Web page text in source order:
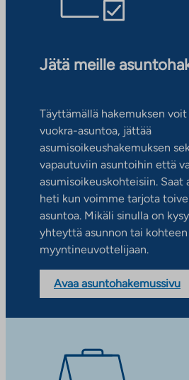
Jätä meille
Täyttämällä hakemuksen
vuokra-asuntoa, jättää
asumisoikeushakemuksen
vapautuviin asuntoihin että
asumisoikeuskohteisiin. Saat
heti kun voimme tarjota
asuntoa. Mikäli sinulla on
yhteyttä asunnon tai kohteen
myyntineuvottelijaan.
Avaa asuntohakemussivu